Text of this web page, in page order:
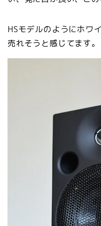
HSモデルのようにホワ
売れそうと感じてます。